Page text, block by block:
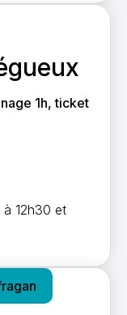
1h, ticket
12h30 et